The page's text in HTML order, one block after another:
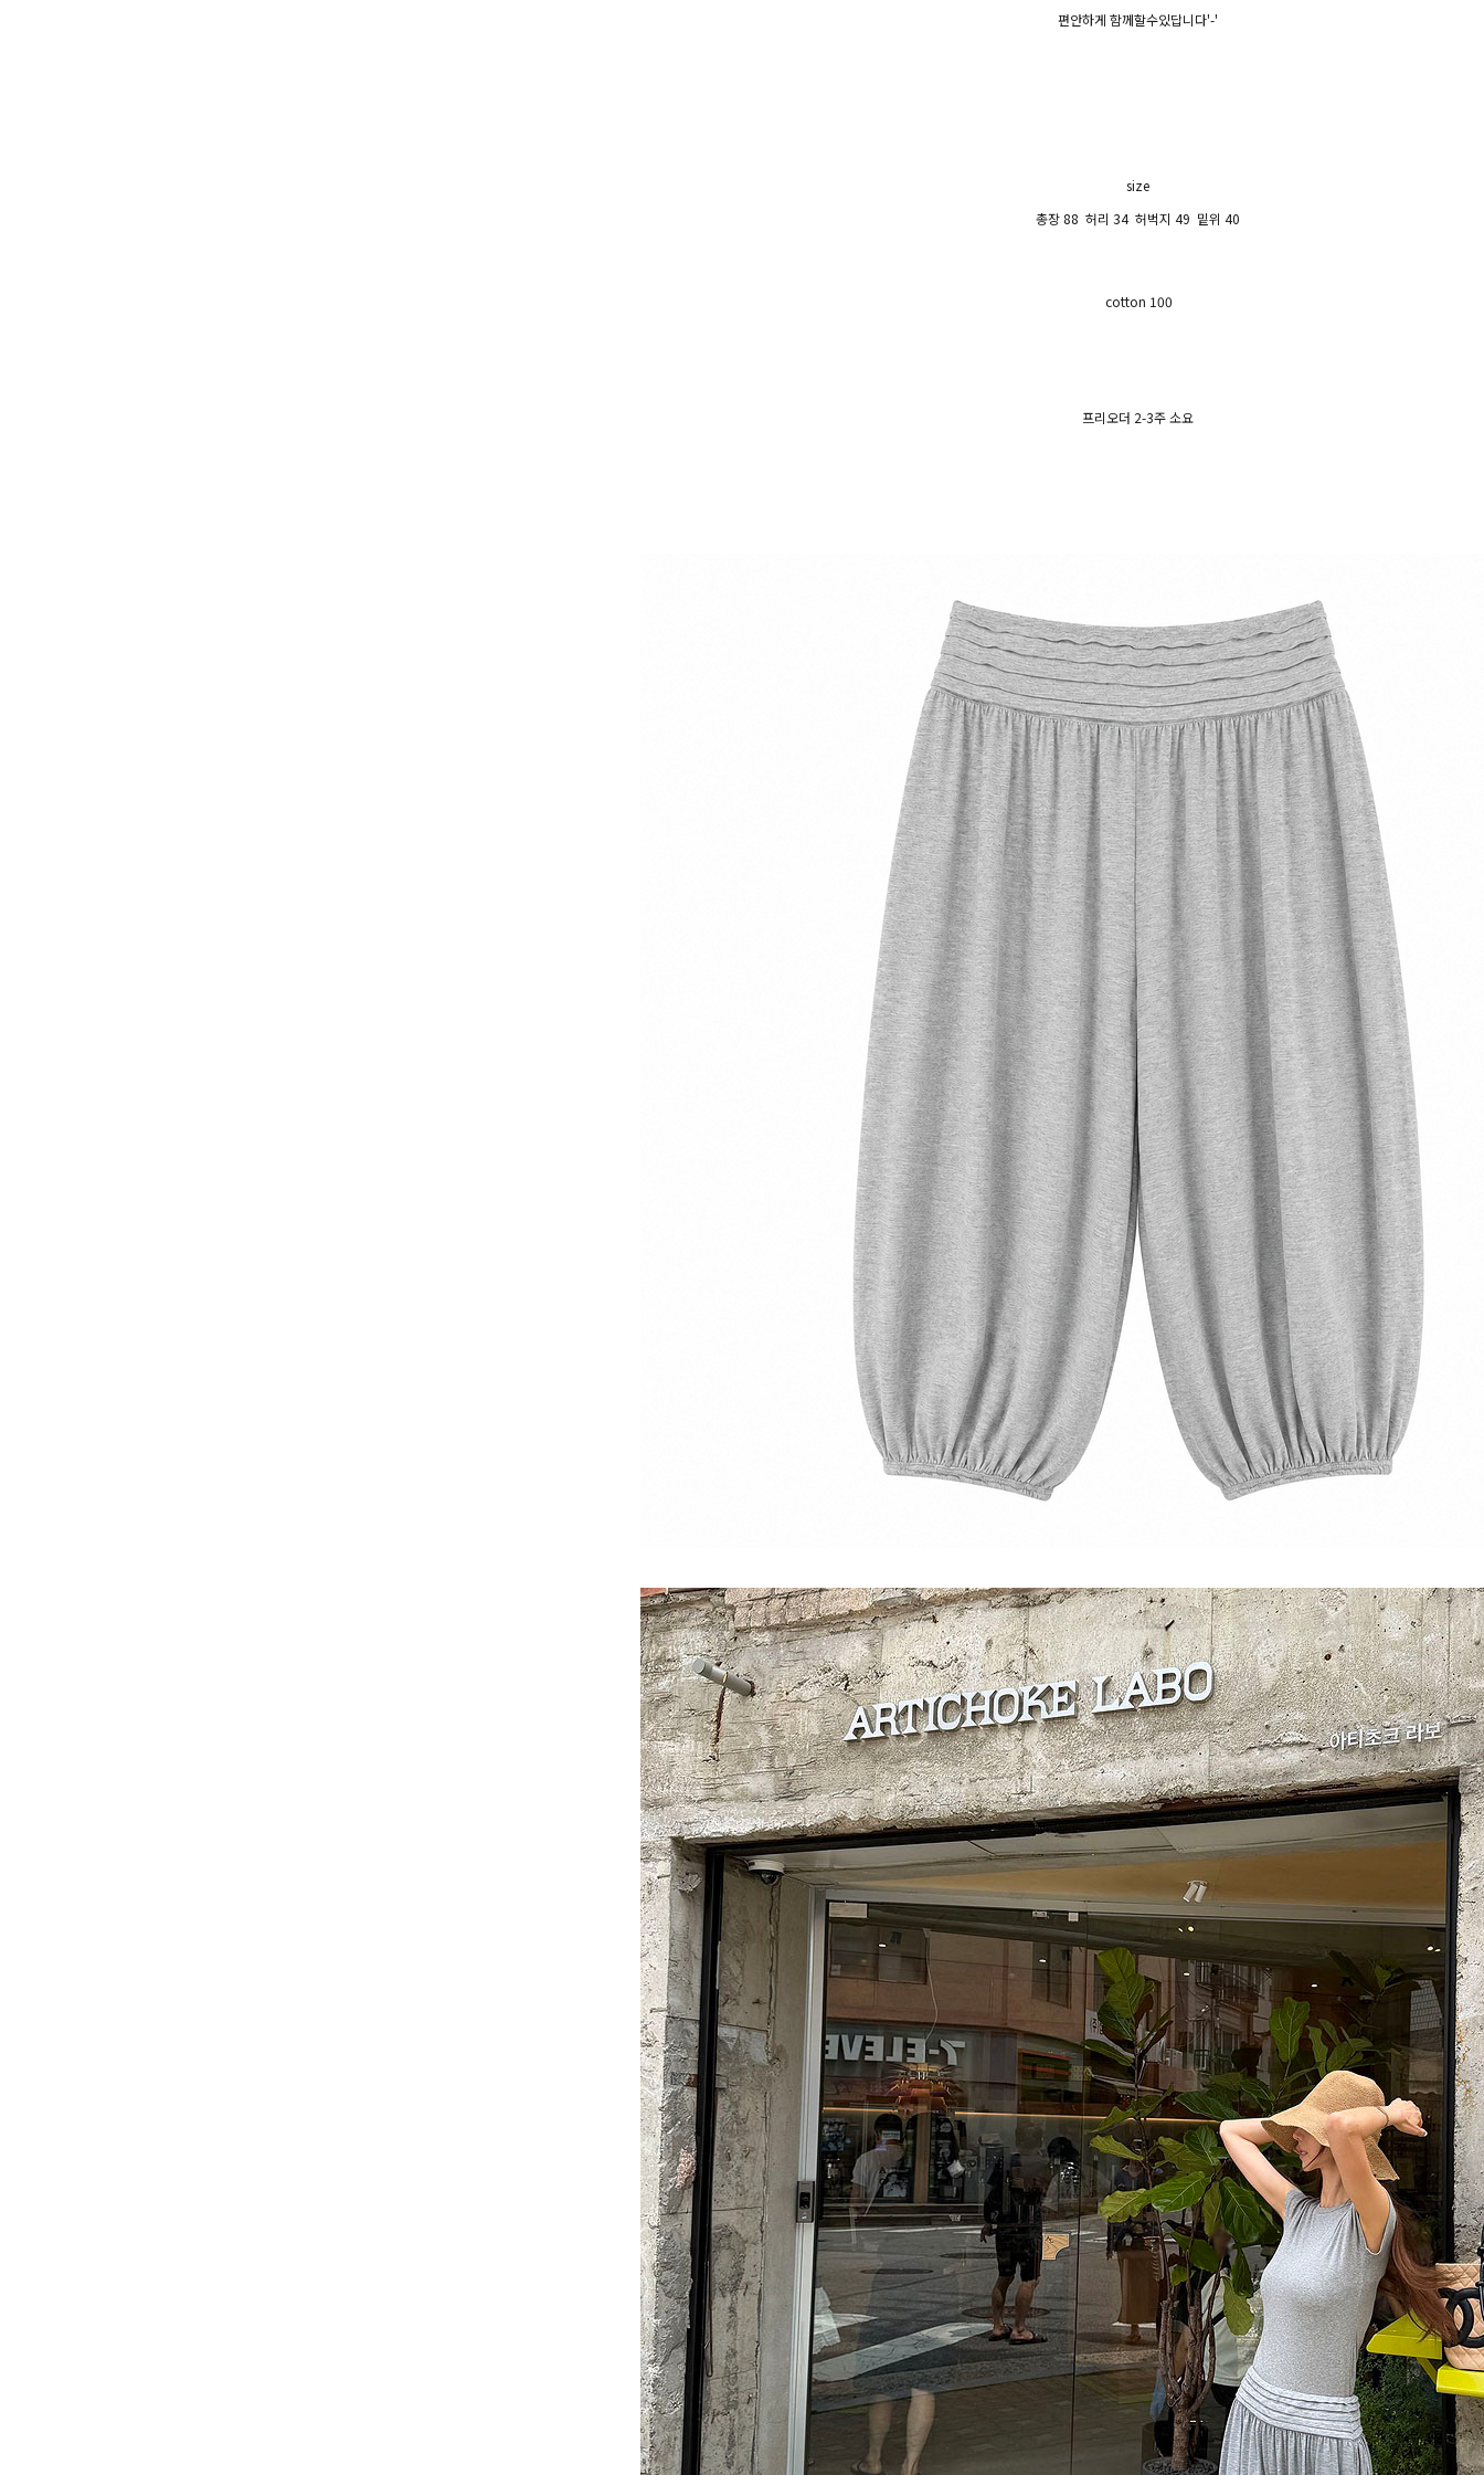
편안하게 함께할수있답니다'-'
size
총장 88 허리 34 허벅지 49 밑위 40
cotton 100
프리오더 2-3주 소요